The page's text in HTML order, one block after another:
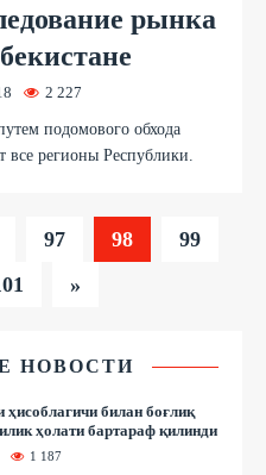
рынка
2 227
подомового обхода
все регионы Республики.
97 98
99
»
НОВОСТИ
ҳисоблагичи билан боғлиқ
ҳолати бартараф қилинди
1 187